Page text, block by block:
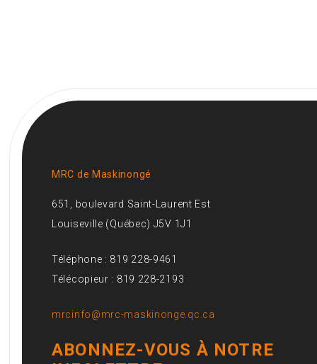
MRC de Maskinongé
651, boulevard Saint-Laurent Est
Louiseville (Québec) J5V 1J1
Téléphone : 819 228-9461
Télécopieur : 819 228-2193
mrcinfo@mrc-maskinonge.qc.ca
ABONNEZ-VOUS À NOTRE